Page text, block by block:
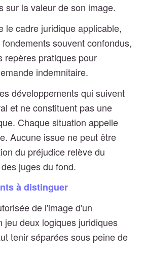
sur la valeur de son image.
le cadre juridique applicable,
souvent confondus,
repères pratiques pour
indemnitaire.
développements qui suivent
et ne constituent pas une
Chaque situation appelle
Aucune issue ne peut être
du préjudice relève du
juges du fond.
à distinguer
de l'image d'un
jeu deux logiques juridiques
tenir séparées sous peine de